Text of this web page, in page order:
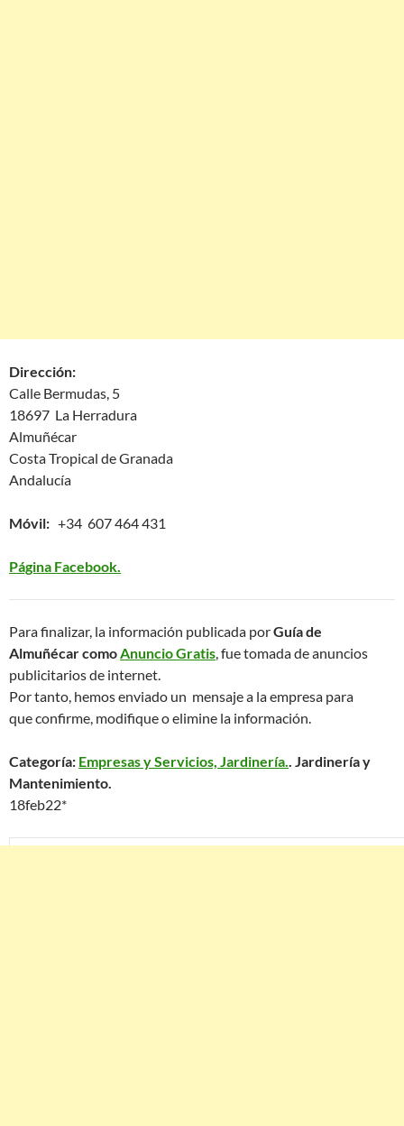
Dirección:
Calle Bermudas, 5
18697 La Herradura
Almuñécar
Costa Tropical de Granada
Andalucía
Móvil: +34 607 464 431
Página Facebook.
Para finalizar, la información publicada porGuía de
Almuñécar comoAnuncio Gratis, fue tomada de anuncios
publicitarios de internet.
Por tanto, hemos enviado un mensaje a la empresa para
que confirme, modifique o elimine la información.
Categoría: Empresas y Servicios, Jardinería.. Jardinería y
Mantenimiento.
18feb22*